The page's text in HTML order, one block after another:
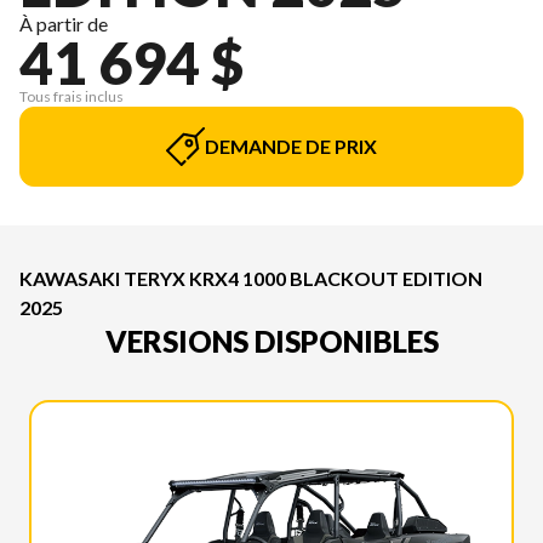
À partir de
41 694 $
Tous frais inclus
DEMANDE DE PRIX
KAWASAKI TERYX KRX4 1000 BLACKOUT EDITION
2025
VERSIONS DISPONIBLES